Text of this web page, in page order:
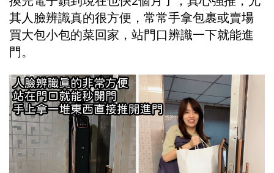
其人臉辨識真的很方便，常常手拿包裹或賣場
買大包小包的菜回家，站門口辨識一下就能進
門。